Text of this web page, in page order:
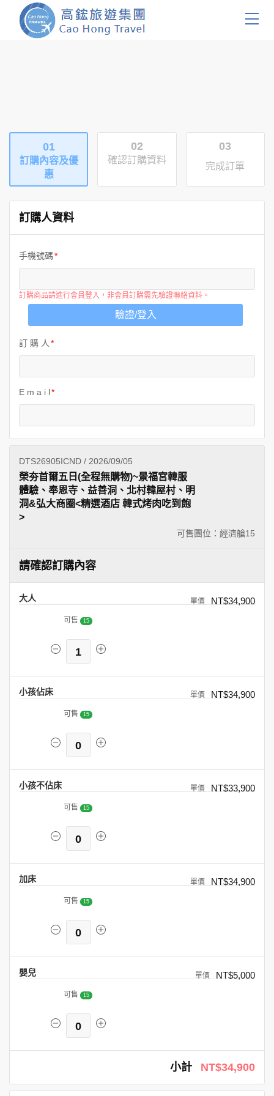
證件簽證
關於我們
客製服務
會員登入
01
訂購內容及優
惠
02
確認訂購資料
03
完成訂單
訂購人資料
手機號碼
訂購商品請進行會員登入，非會員訂購需先驗證聯絡資料。
驗證/登入
訂 購 人
E m a i l
DTS26905ICND / 2026/09/05
可售團位：經濟艙15
榮夯首爾五日(全程無購物)~景福宮韓服
體驗、奉恩寺、益善洞、北村韓屋村、明
洞&弘大商圈<精選酒店 韓式烤肉吃到飽
>
請確認訂購內容
大人 NT$34,900
可售 15
1
小孩佔床 NT$34,900
可售 15
0
小孩不佔床 NT$33,900
可售 15
0
加床 NT$34,900
可售 15
0
嬰兒 NT$5,000
可售 15
0
小計 NT$34,900